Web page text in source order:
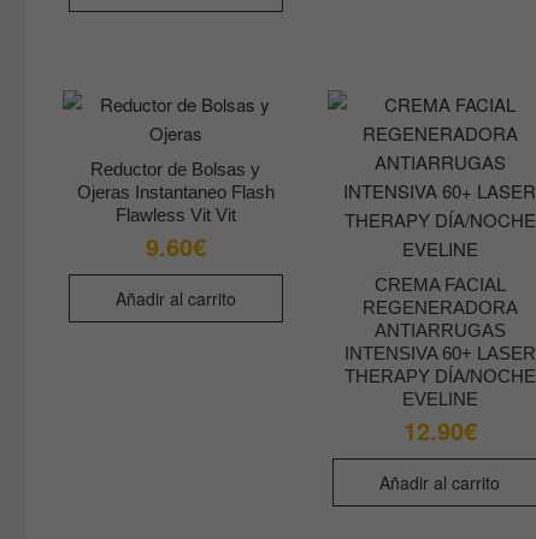
159.00€.
87.00€.
Reductor de Bolsas y
Ojeras Instantaneo Flash
Flawless Vit Vit
9.60€
Añadir al carrito
CREMA FACIAL
REGENERADORA
ANTIARRUGAS
INTENSIVA 60+ LASER
THERAPY DÍA/NOCHE
EVELINE
12.90€
Añadir al carrito